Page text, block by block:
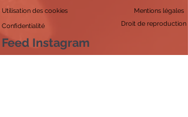
Utilisation des cookies
Confidentialité
Mentions légales
Droit de reproduction
Feed Instagram